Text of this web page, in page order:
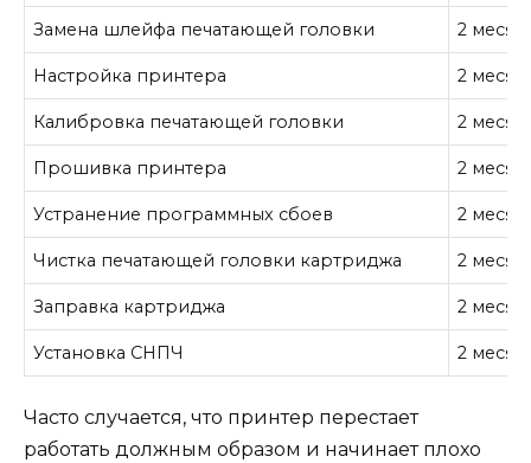
Замена шлейфа печатающей головки 2
Настройка принтера 2
Калибровка печатающей головки 2
Прошивка принтера 2
Устранение программных сбоев 2
Чистка печатающей головки картриджа 2
Заправка картриджа 2
Установка СНПЧ 2
Часто случается, что принтер перестает
работать должным образом и начинает плохо